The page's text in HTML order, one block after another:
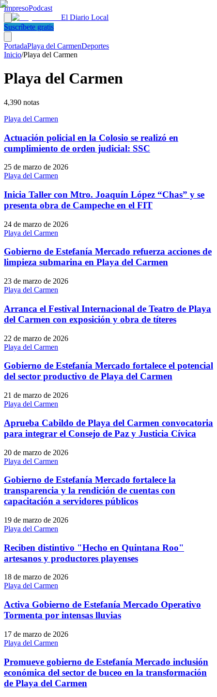
ImpresoPodcast
El Diario Local
Suscríbete gratis
PortadaPlaya del CarmenDeportes
Inicio/Playa del Carmen
Playa del Carmen
4,390 notas
Playa del Carmen
Actuación policial en la Colosio se realizó en
cumplimiento de orden judicial: SSC
25 de marzo de 2026
Playa del Carmen
Inicia Taller con Mtro. Joaquín López “Chas” y se
presenta obra de Campeche en el FIT
24 de marzo de 2026
Playa del Carmen
Gobierno de Estefanía Mercado refuerza acciones de
limpieza submarina en Playa del Carmen
23 de marzo de 2026
Playa del Carmen
Arranca el Festival Internacional de Teatro de Playa
del Carmen con exposición y obra de títeres
22 de marzo de 2026
Playa del Carmen
Gobierno de Estefanía Mercado fortalece el potencial
del sector productivo de Playa del Carmen
21 de marzo de 2026
Playa del Carmen
Aprueba Cabildo de Playa del Carmen convocatoria
para integrar el Consejo de Paz y Justicia Cívica
20 de marzo de 2026
Playa del Carmen
Gobierno de Estefanía Mercado fortalece la
transparencia y la rendición de cuentas con
capacitación a servidores públicos
19 de marzo de 2026
Playa del Carmen
Reciben distintivo "Hecho en Quintana Roo"
artesanos y productores playenses
18 de marzo de 2026
Playa del Carmen
Activa Gobierno de Estefanía Mercado Operativo
Tormenta por intensas lluvias
17 de marzo de 2026
Playa del Carmen
Promueve gobierno de Estefanía Mercado inclusión
económica del sector de buceo en la transformación
de Playa del Carmen